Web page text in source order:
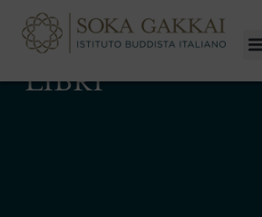
LIBRI